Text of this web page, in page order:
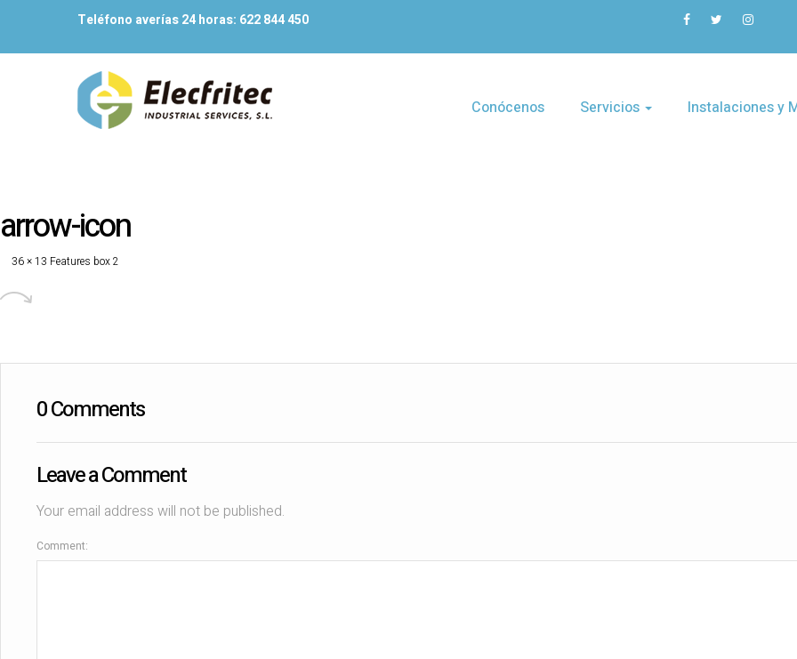
Teléfono averías 24 horas: 622 844 450
Conócenos Servicios Instalaciones y
arrow-icon
36 × 13 Features box 2
0 Comments
Leave a Comment
Your email address will not be published.
Comment: